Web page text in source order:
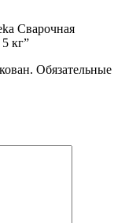
Сварочная
кг”
Обязательные